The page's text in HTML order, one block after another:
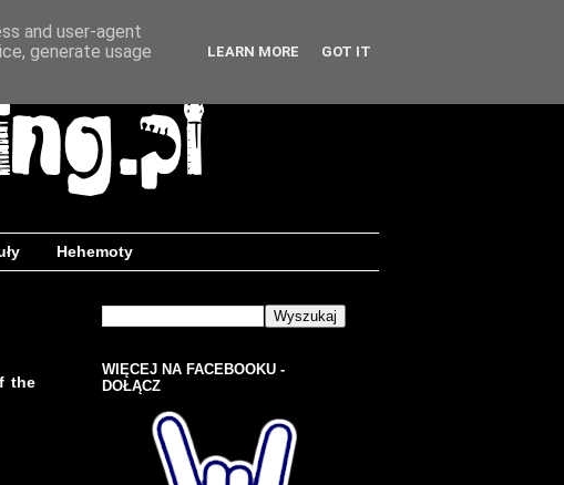
Hehemoty
the
WIĘCEJ NA FACEBOOKU -
DOŁĄCZ
and user-agent
generate usage
LEARN MORE GOT IT